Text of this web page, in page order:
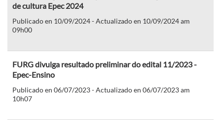
de cultura Epec 2024
Publicado en 10/09/2024 - Actualizado en 10/09/2024 am
09h00
FURG divulga resultado preliminar do edital 11/2023 -
Epec-Ensino
Publicado en 06/07/2023 - Actualizado en 06/07/2023 am
10h07